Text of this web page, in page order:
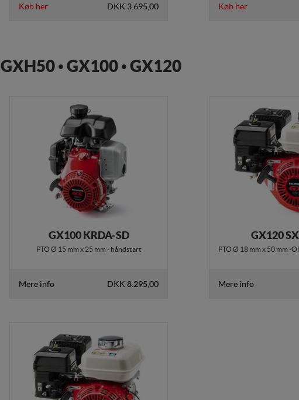
Køb her DKK 3.695,00 Køb her
GXH50 • GX100 • GX120
GX100 KRDA-SD
PTO Ø 15 mm x 25 mm - håndstart
Mere info DKK 8.295,00
GX120
PTO Ø 18 mm x 50 mm -
Mere info